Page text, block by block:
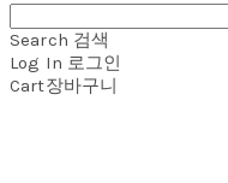
Search 검색
Log In 로그인
Cart장바구니